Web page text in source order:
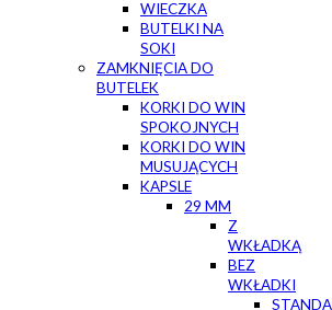
WIECZKA
BUTELKI NA
SOKI
ZAMKNIĘCIA DO
BUTELEK
KORKI DO WIN
SPOKOJNYCH
KORKI DO WIN
MUSUJĄCYCH
KAPSLE
29 MM
Z
WKŁADKĄ
BEZ
WKŁADKI